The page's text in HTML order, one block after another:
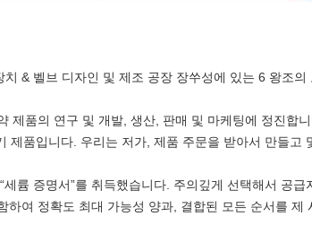
& 벨브 디자인 및 제조 공장 장쑤성에 있는 6 왕조
제품의 연구 및 개발, 생산, 판매 및 마케팅에 정진
제품입니다. 우리는 저가, 제품 주문을 받아서 만들고
세륨 증명서”를 취득했습니다. 주의깊게 선택해서 공
하여 정확도 최대 가능성 양과, 결합된 모든 순서를 제